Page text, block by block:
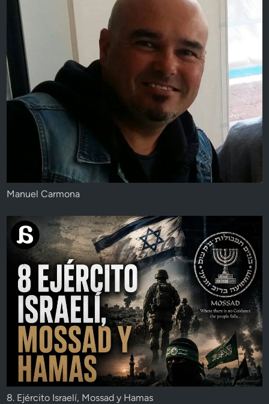
Manuel Carmona
8. Ejército Israelí, Mossad y Hamas